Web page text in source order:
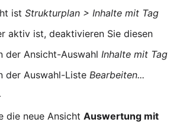
ist Strukturplan > Inhalte mit Tag
aktiv ist, deaktivieren Sie diesen
der Ansicht-Auswahl Inhalte mit Tag
der Auswahl-Liste Bearbeiten...
die neue Ansicht Auswertung mit